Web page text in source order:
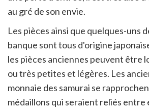
au gré de son envie.
Les pièces ainsi que quelques-uns
banque sont tous d'origine
les pièces anciennes peuvent être
ou très petites et légères. Les
monnaie des samurai se
médaillons qui seraient reliés entre